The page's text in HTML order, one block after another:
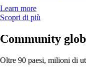
Learn more
Scopri di più
Community
Oltre 90 paesi, milioni di